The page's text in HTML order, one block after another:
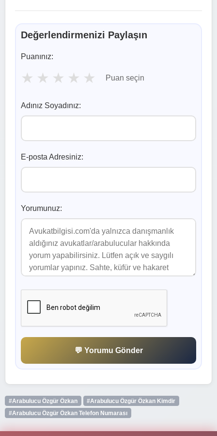
Değerlendirmenizi Paylaşın
Puanınız:
★ ★ ★ ★ ★ Puan seçin
Adınız Soyadınız:
E-posta Adresiniz:
Yorumunuz:
💬 Yorumu Gönder
#Arabulucu Özgür Özkan
#Arabulucu Özgür Özkan Kimdir
#Arabulucu Özgür Özkan Telefon Numarası